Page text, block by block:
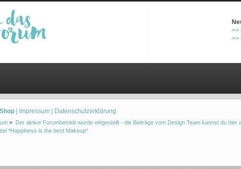
>>
>>
| Impressum | Datenschutzerklärung
» Der aktive Forumbetrieb wurde eingestellt - die Beiträge vom Design Team kannst du hier
*Happiness is the best Makeup*